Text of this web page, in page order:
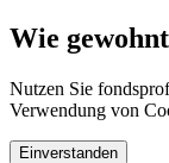
Wie
Nutzen Sie
Verwendung von
Einverstanden